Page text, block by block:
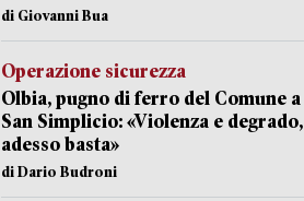
di Giovanni Bua
Operazione sicurezza
Olbia, pugno di ferro del Comune a
San Simplicio: «Violenza e degrado,
adesso basta»
di Dario Budroni